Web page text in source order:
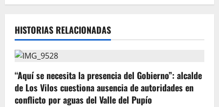
HISTORIAS RELACIONADAS
“Aquí se necesita la presencia del Gobierno”: alcalde
de Los Vilos cuestiona ausencia de autoridades en
conflicto por aguas del Valle del Pupío